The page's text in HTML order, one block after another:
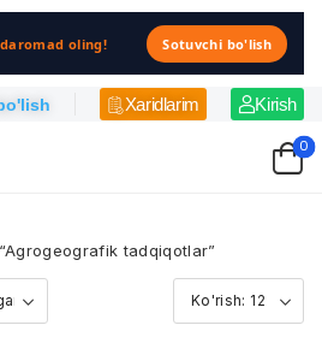
daromad oling! Sotuvchi bo'lish
Xaridlarim Kirish
0
tadqiqotlar”